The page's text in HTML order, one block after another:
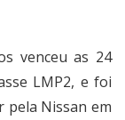
venceu as 24
LMP2, e foi
pela Nissan em